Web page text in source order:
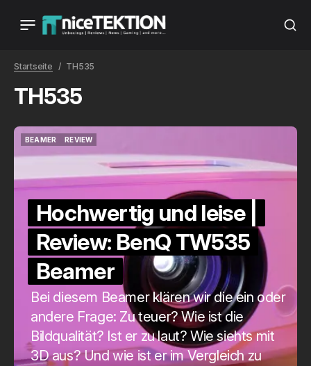
Startseite TH535
TH535
BEAMER
REVIEW
Hochwertig und leise |
Review: BenQ TW535
Beamer
Bei diesem Beamer klären wir die ein oder
andere Frage: Zu teuer? Wie ist die
Bildqualität? Ist er zu laut? Wie siehts mit
3D aus? Und wie ist er im Vergleich zu